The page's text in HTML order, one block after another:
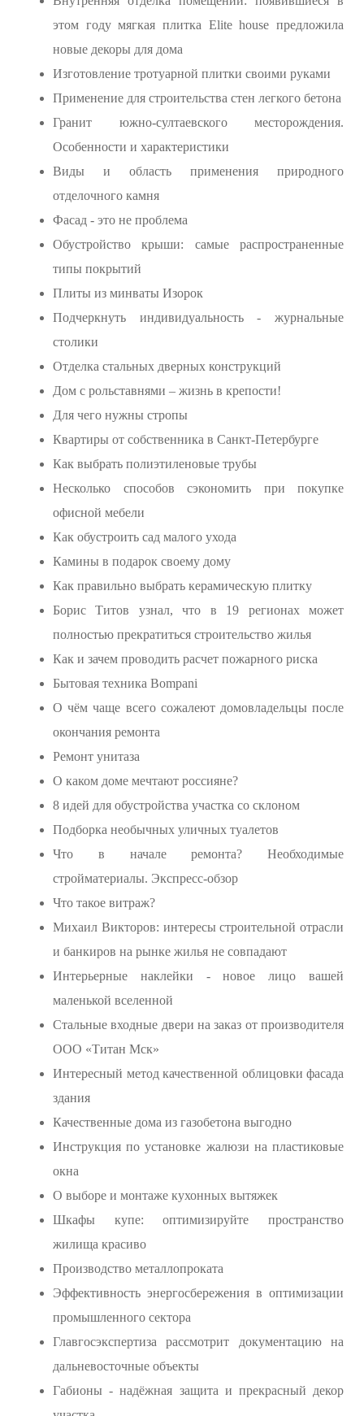
этом году мягкая плитка Elite house предложила
новые декоры для дома
Изготовление тротуарной плитки своими руками
Применение для строительства стен легкого бетона
Гранит южно-султаевского месторождения.
Особенности и характеристики
Виды и область применения природного
отделочного камня
Фасад - это не проблема
Обустройство крыши: самые распространенные
типы покрытий
Плиты из минваты Изорок
Подчеркнуть индивидуальность - журнальные
столики
Отделка стальных дверных конструкций
Дом с рольставнями – жизнь в крепости!
Для чего нужны стропы
Квартиры от собственника в Санкт-Петербурге
Как выбрать полиэтиленовые трубы
Несколько способов сэкономить при покупке
офисной мебели
Как обустроить сад малого ухода
Камины в подарок своему дому
Как правильно выбрать керамическую плитку
Борис Титов узнал, что в 19 регионах может
полностью прекратиться строительство жилья
Как и зачем проводить расчет пожарного риска
Бытовая техника Bompani
О чём чаще всего сожалеют домовладельцы после
окончания ремонта
Ремонт унитаза
О каком доме мечтают россияне?
8 идей для обустройства участка со склоном
Подборка необычных уличных туалетов
Что в начале ремонта? Необходимые
стройматериалы. Экспресс-обзор
Что такое витраж?
Михаил Викторов: интересы строительной отрасли
и банкиров на рынке жилья не совпадают
Интерьерные наклейки - новое лицо вашей
маленькой вселенной
Стальные входные двери на заказ от производителя
ООО «Титан Мск»
Интересный метод качественной облицовки фасада
здания
Качественные дома из газобетона выгодно
Инструкция по установке жалюзи на пластиковые
окна
О выборе и монтаже кухонных вытяжек
Шкафы купе: оптимизируйте пространство
жилища красиво
Производство металлопроката
Эффективность энергосбережения в оптимизации
промышленного сектора
Главгосэкспертиза рассмотрит документацию на
дальневосточные объекты
Габионы - надёжная защита и прекрасный декор